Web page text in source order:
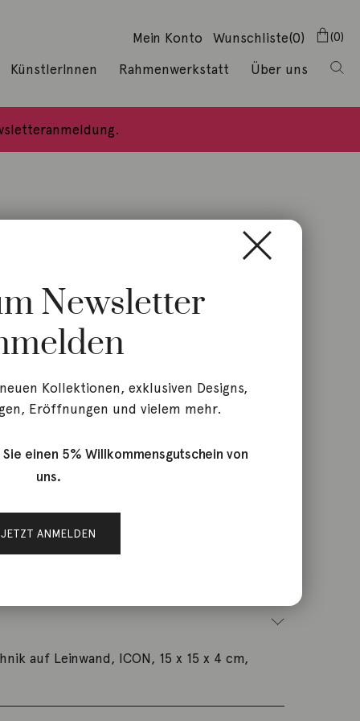
Mein Konto (0)
Wunschliste 0
KünstlerInnen Rahmenwerkstatt Über uns
you smile
2605AF11
/ Artshop
auf Leinwand, ICON, 15 x 15 x 4 cm,
Newsletter
Kollektionen, exklusiven Designs,
Eröffnungen und vielem mehr.
einen 5% Willkommensgutschein von
uns.
JETZT ANMELDEN